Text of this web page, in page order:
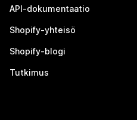
API-dokumentaatio
Shopify-yhteisö
Shopify-blogi
Tutkimus